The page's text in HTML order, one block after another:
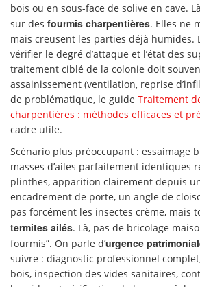
bois ou en sous-face de solive en cave.
sur des fourmis charpentières. Elles ne
mais creusent les parties déjà humides.
vérifier le degré d’attaque et l’état des
traitement ciblé de la colonie doit
assainissement (ventilation, reprise
de problématique, le guide Traitement
charpentières : méthodes efficaces et
cadre utile.
Scénario plus préoccupant : essaimage
masses d’ailes parfaitement identiques
plinthes, apparition clairement depuis
encadrement de porte, un angle de
pas forcément les insectes crème, mais
termites ailés. Là, pas de bricolage
fourmis”. On parle d’urgence
suivre : diagnostic professionnel
bois, inspection des vides sanitaires,